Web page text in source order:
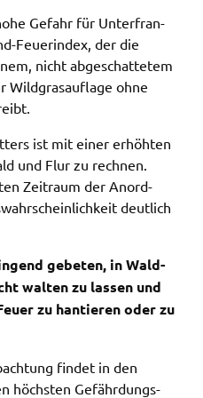
Gefahr für Unter­fran­
Feuer­in­dex, der die
nicht abge­schat­te­tem
Wild­gras­auf­la­ge ohne
ist mit einer erhöh­ten
und Flur zu rech­nen.
Zeit­raum der Anord­
deut­lich
gebe­ten, in Wald­
walten zu lassen und
zu hantie­ren oder zu
findet in den
höchs­ten Gefähr­dungs­
die Verarbeitung Ihrer
Auswahlaußerhalb
ausschließlich die
des Anbieters YouTube